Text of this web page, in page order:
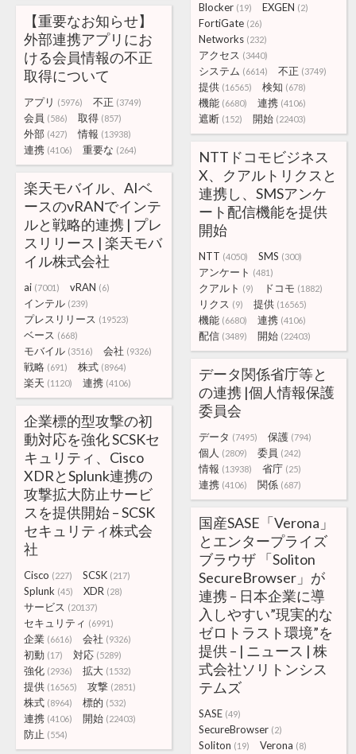
Blocker (19) EXGEN (2)
FortiGate (26)
Networks (232)
アクセス (3440)
システム (6614) 不正 (3749)
提供 (16565) 検知 (678)
機能 (6680) 連携 (4106)
遮断 (152) 開始 (22403)
【重要なお知らせ】
外部連携アプリにお
ける会員情報の不正
取得について
アプリ (5976) 不正 (3749)
会員 (586) 取得 (857)
外部 (427) 情報 (13938)
連携 (4106) 重要な (264)
NTTドコモビジネス
X、クアルトリクスと
連携し、SMSアンケ
ート配信機能を提供
開始
NTT (4050) SMS (300)
アンケート (481)
クアルト (9) ドコモ (1882)
リクス (9) 提供 (16565)
機能 (6680) 連携 (4106)
配信 (3489) 開始 (22403)
楽天モバイル、AIベ
ースのvRANでインテ
ルと戦略的連携 | プレ
スリリース | 楽天モバ
イル株式会社
ai (7001) vRAN (6)
インテル (239)
プレスリリース (19523)
ベース (668)
モバイル (3516) 会社 (9326)
戦略 (691) 株式 (8964)
楽天 (1120) 連携 (4106)
データ関係省庁等と
の連携 |個人情報保護
委員会
データ (7495) 保護 (794)
個人 (2809) 委員 (242)
情報 (13938) 省庁 (25)
連携 (4106) 関係 (687)
企業標的型攻撃の初
動対応を強化 SCSKセ
キュリティ、Cisco
XDRとSplunk連携の
攻撃拡大防止サービ
スを提供開始 – SCSK
セキュリティ株式会
社
Cisco (227) SCSK (217)
Splunk (45) XDR (28)
サービス (20137)
セキュリティ (6991)
企業 (6616) 会社 (9326)
初動 (17) 対応 (5289)
強化 (2936) 拡大 (1532)
提供 (16565) 攻撃 (2851)
株式 (8964) 標的 (532)
連携 (4106) 開始 (22403)
防止 (554)
国産SASE「Verona」
とエンタープライズ
ブラウザ 「Soliton
SecureBrowser」が
連携 – 日本企業に導
入しやすい”現実的な
ゼロトラスト環境”を
提供 – | ニュース | 株
式会社ソリトンシス
テムズ
SASE (49)
SecureBrowser (2)
Soliton (19) Verona (8)